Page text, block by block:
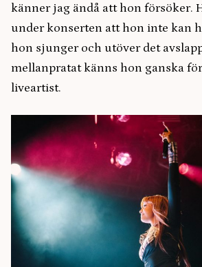
känner jag ändå att hon försöker.
under konserten att hon inte kan
hon sjunger och utöver det
mellanpratat känns hon ganska
liveartist.